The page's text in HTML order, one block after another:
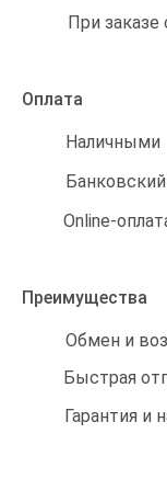
При заказе
Оплата
Наличными
Online-
Преимущества
Обмен и
Быстрая
Гарантия и